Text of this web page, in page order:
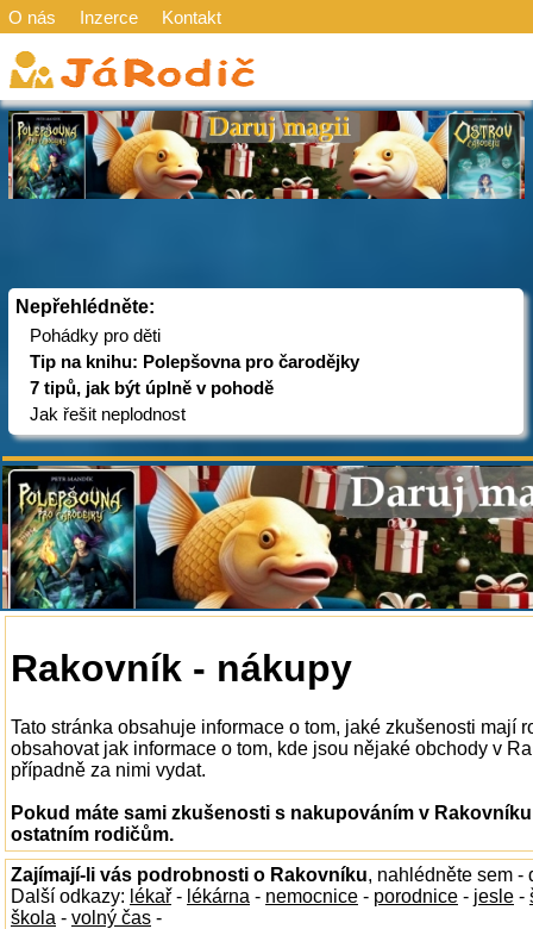
O nás Inzerce Kontakt
Nepřehlédněte:
Pohádky pro děti
Tip na knihu: Polepšovna pro čarodějky
7 tipů, jak být úplně v pohodě
Jak řešit neplodnost
Rakovník - nákupy
Tato stránka obsahuje informace o tom, jaké zkušenosti mají
obsahovat jak informace o tom, kde jsou nějaké obchody v
případně za nimi vydat.
Pokud máte sami zkušenosti s nakupováním v
ostatním rodičům.
Zajímají-li vás podrobnosti o Rakovníku, nahlédněte sem -
Další odkazy: lékař - lékárna - nemocnice - porodnice - jesle -
škola - volný čas -